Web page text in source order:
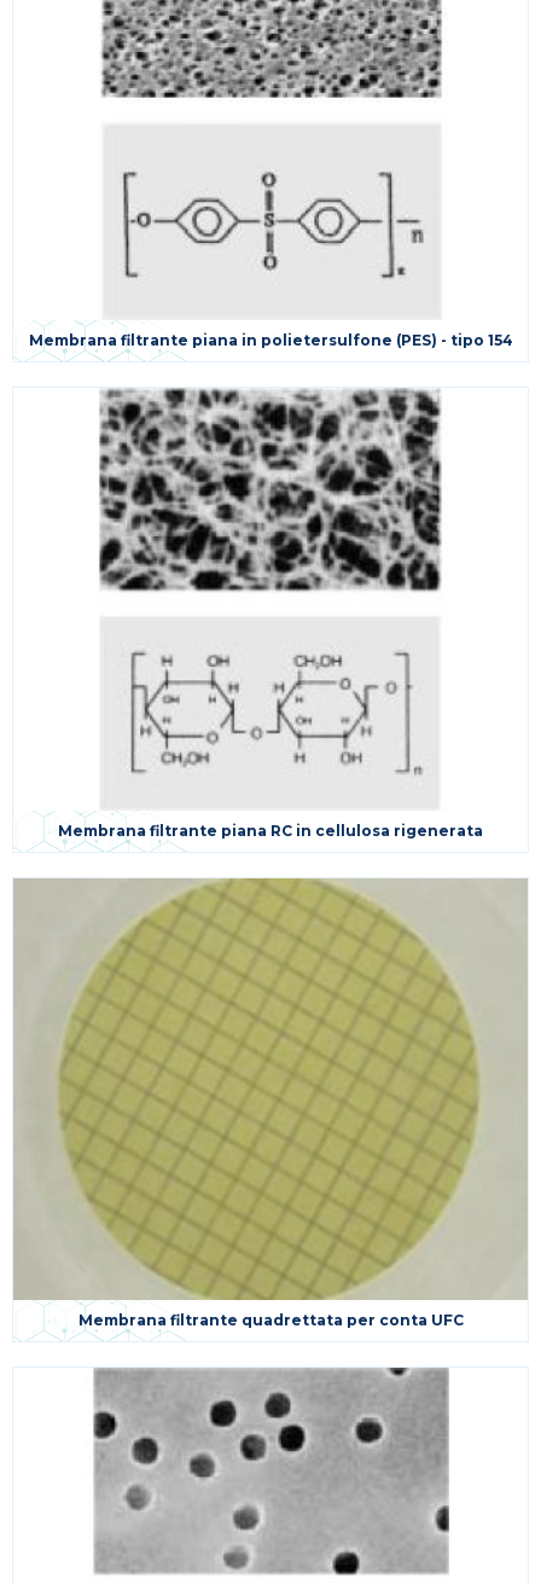
Membrana filtrante piana in polietersulfone (PES) - tipo 154
Membrana filtrante piana RC in cellulosa rigenerata
Membrana filtrante quadrettata per conta UFC